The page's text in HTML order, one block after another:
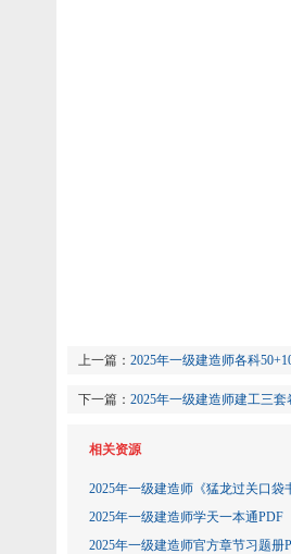
上一篇： 2025年一级建造师各科
下一篇： 2025年一级建造师建工三套
相关资源
2025年一级建造师《猛龙过关口袋
2025年一级建造师学天一本通PDF
2025年一级建造师官方章节习题册